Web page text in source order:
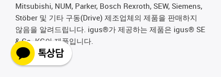
Mitsubishi, NUM, Parker, Bosch Rexroth, SEW, Siemens,
Stöber 및 기타 구동(Drive) 제조업체의 제품을 판매하지
않음을 알려드립니다. igus®가 제공하는 제품은 igus® SE
& Co. KG의 제품입니다.